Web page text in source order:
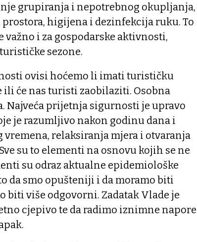
grupiranja i nepotrebnog okupljanja,
higijena i dezinfekcija ruku. To
važno i za gospodarske aktivnosti,
sezone.
ovisi hoćemo li imati turističku
ili će nas turisti zaobilaziti. Osobna
Najveća prijetnja sigurnosti je upravo
je razumljivo nakon godinu dana i
vremena, relaksiranja mjera i otvaranja
su to elementi na osnovu kojih se ne
su odraz aktualne epidemiološke
da smo opušteniji i da moramo biti
biti više odgovorni. Zadatak Vlade je
cjepivo te da radimo iznimne napore